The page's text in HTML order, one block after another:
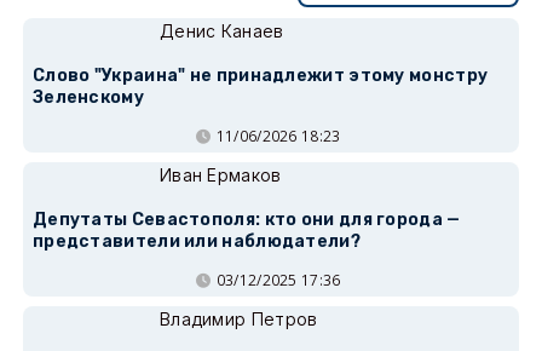
Денис Канаев
Слово "Украина" не принадлежит этому монстру
Зеленскому
11/06/2026 18:23
Иван Ермаков
Депутаты Севастополя: кто они для города —
представители или наблюдатели?
03/12/2025 17:36
Владимир Петров